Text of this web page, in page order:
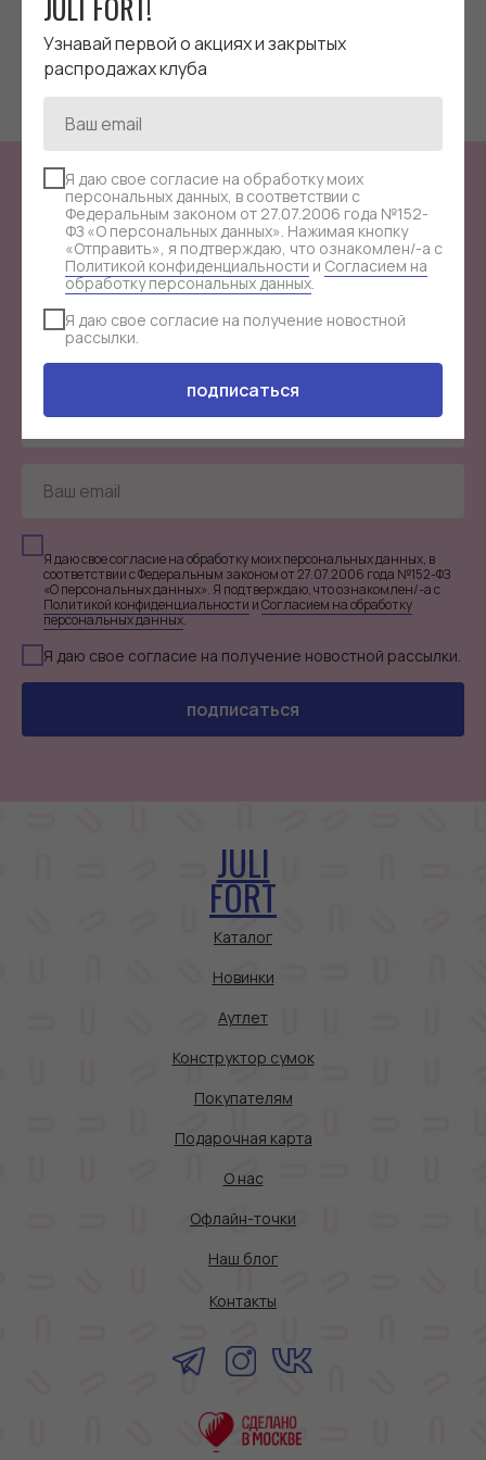
JULI FORT!
Узнавай первой о акциях и закрытых
распродажах клуба
Я даю свое согласие на обработку моих
персональных данных, в соответствии с
Федеральным законом от 27.07.2006 года №152-
ФЗ «О персональных данных». Нажимая кнопку
«Отправить», я подтверждаю, что ознакомлен/-а с
Политикой конфиденциальности и Согласием на
обработку персональных данных.
Я даю свое согласие на получение новостной
рассылки.
подписаться
Мессенджеры:
СТАНЬ ЧАСТЬЮЗАКРЫТОГО КЛУБА
JULI FORT!
Узнавай первой о акциях и закрытых распродажах
клуба.
Я даю свое согласие на обработку моих персональных данных, в
соответствии с Федеральным законом от 27.07.2006 года №152-ФЗ
«О персональных данных». Я подтверждаю, что ознакомлен/-а с
Политикой конфиденциальности иСогласием на обработку
персональных данных.
Я даю свое согласие на получение новостной рассылки.
подписаться
Контакты
Наш блог
Покупателям
Подарочная карта
О нас
Офлайн-точки
Конструктор сумок
Аутлет
Новинки
Каталог
JULI
FORT